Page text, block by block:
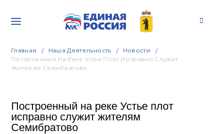
Главная Наша Деятельность
Новости
Построенный На Реке Устье Плот Исправно Служит
Жителям Семибратово
Построенный на реке Устье плот
исправно служит жителям
Семибратово